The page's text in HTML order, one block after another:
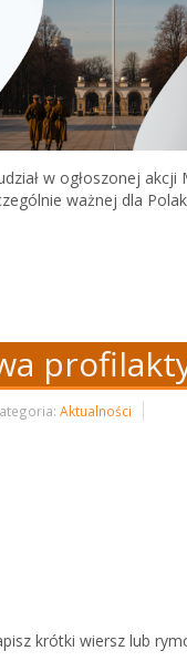
w ogłoszonej
ważnej dla
Aktualności
krótki wiersz lub